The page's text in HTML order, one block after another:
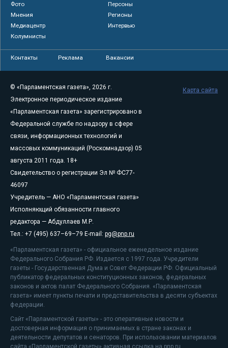
Фото
Персоны
Мнения
Регионы
Медиацентр
Интервью
Колумнисты
Контакты Реклама Вакансии
© «Парламентская газета», 2026 г.
Электронное периодическое издание
«Парламентская газета» зарегистрировано в
Федеральной службе по надзору в сфере
связи, информационных технологий и
массовых коммуникаций (Роскомнадзор) 05
августа 2011 года. 18+
Свидетельство о регистрации Эл № ФС77-
46097
Учредитель — АНО «Парламентская газета»
Исполняющий обязанности главного
редактора — Абдуллаев М.Р.
Тел.: +7 (495) 637–69–79 E-mail: pg@pnp.ru
«Парламентская газета» - официальное еженедельное издание
Федерального Собрания РФ. Издается с 1997 года. Учредители
газеты - Государственная Дума и Совет Федерации РФ. Официальный
публикатор федеральных конституционных законов, федеральных
законов и актов палат Федерального Собрания. «Парламентская
газета» имеет пункты печати и представительства в десяти субъектах
федерации.
Сайт «Парламентской газеты» - это оперативные новости и
достоверная информация о принимаемых в стране законах и
деятельности депутатов и сенаторов. При использовании материалов
Карта сайта